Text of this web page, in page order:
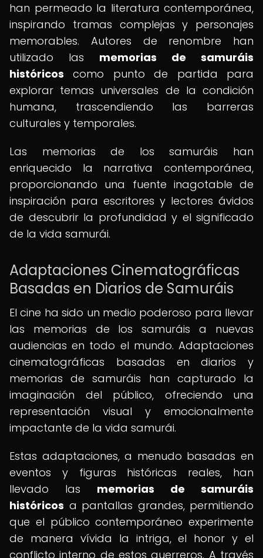
han permeado la literatura contemporánea,
inspirando tramas complejas y personajes
memorables. Autores de renombre han
utilizado las memorias de samuráis
históricos como punto de partida para
explorar temas universales de la condición
humana, trascendiendo las barreras
culturales y temporales.
Las memorias de los samuráis han
enriquecido la narrativa contemporánea,
proporcionando una fuente inagotable de
inspiración para escritores y lectores ávidos
de descubrir la profundidad y el significado
de la vida samurái.
Adaptaciones Cinematográficas
Basadas en Diarios de Samuráis
El cine ha sido un medio poderoso para llevar
las memorias de los samuráis a nuevas
audiencias en todo el mundo. Adaptaciones
cinematográficas basadas en diarios y
memorias de samuráis han capturado la
imaginación del público, ofreciendo una
representación visual y emocionalmente
impactante de la vida samurái.
Estas adaptaciones, a menudo basadas en
eventos y figuras históricas reales, han
llevado las memorias de samuráis
históricos a pantallas grandes, permitiendo
que el público contemporáneo experimente
de manera vívida la intriga, el honor y el
conflicto interno de estos guerreros. A través